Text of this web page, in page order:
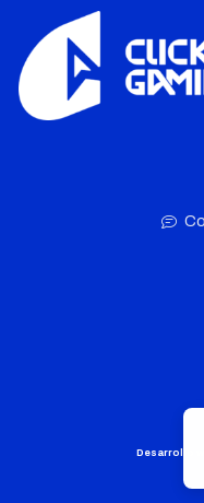
Desarrollo